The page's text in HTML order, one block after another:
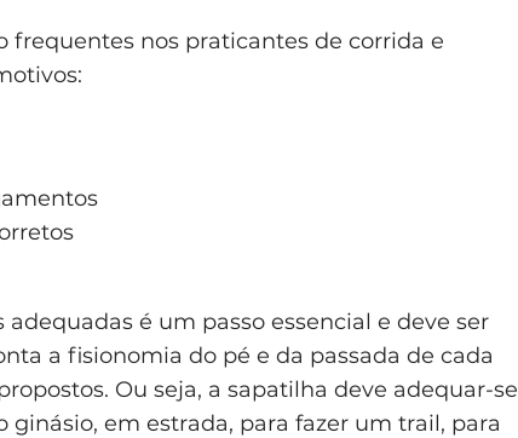
frequentes nos praticantes de corrida e
é um passo essencial e deve ser
a fisionomia do pé e da passada de cada
Ou seja, a sapatilha deve adequar-se
ginásio, em estrada, para fazer um trail, para